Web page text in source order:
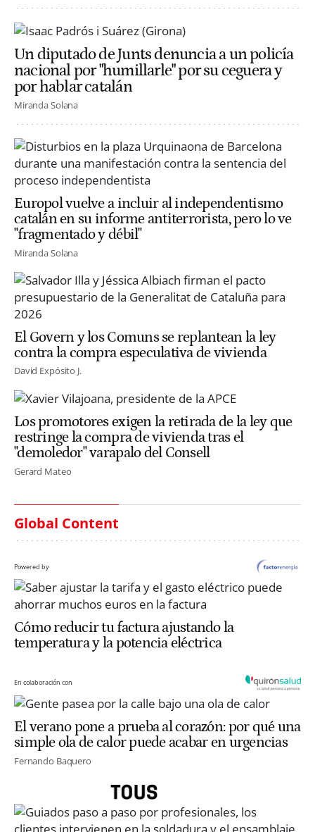
Un diputado de Junts denuncia a un policía
nacional por "humillarle" por su ceguera y
por hablar catalán
Miranda Solana
Europol vuelve a incluir al independentismo
catalán en su informe antiterrorista, pero lo ve
"fragmentado y débil"
Miranda Solana
El Govern y los Comuns se replantean la ley
contra la compra especulativa de vivienda
David Expósito J.
Los promotores exigen la retirada de la ley que
restringe la compra de vivienda tras el
"demoledor" varapalo del Consell
Gerard Mateo
Global Content
Powered by
Cómo reducir tu factura ajustando la
temperatura y la potencia eléctrica
En colaboración con
El verano pone a prueba al corazón: por qué una
simple ola de calor puede acabar en urgencias
Fernando Baquero